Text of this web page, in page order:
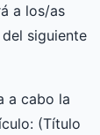
a los/as
siguiente
a cabo la
(Título